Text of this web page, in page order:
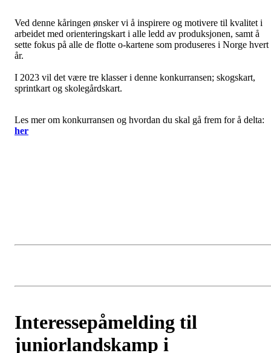
Ved denne kåringen ønsker vi å inspirere og motivere til kvalitet i
arbeidet med orienteringskart i alle ledd av produksjonen, samt å
sette fokus på alle de flotte o-kartene som produseres i Norge hvert
år.
I 2023 vil det være tre klasser i denne konkurransen; skogskart,
sprintkart og skolegårdskart.
Les mer om konkurransen og hvordan du skal gå frem for å delta:
her
Interessepåmelding til
juniorlandskamp i